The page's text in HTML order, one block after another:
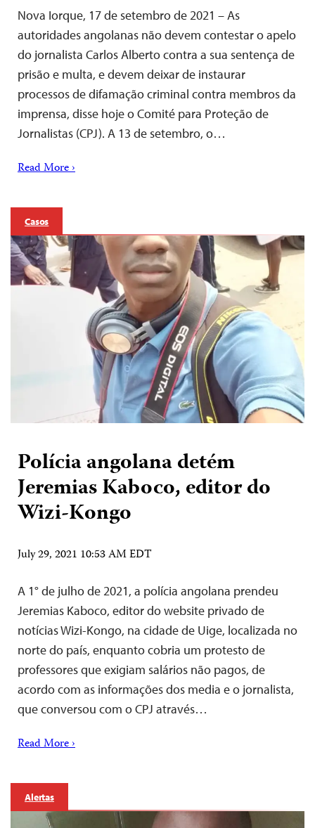
Nova Iorque, 17 de setembro de 2021 – As
autoridades angolanas não devem contestar o apelo
do jornalista Carlos Alberto contra a sua sentença de
prisão e multa, e devem deixar de instaurar
processos de difamação criminal contra membros da
imprensa, disse hoje o Comité para Proteção de
Jornalistas (CPJ). A 13 de setembro, o…
Read More ›
Casos
Polícia angolana detém
Jeremias Kaboco, editor do
Wizi-Kongo
July 29, 2021 10:53 AM EDT
A 1° de julho de 2021, a polícia angolana prendeu
Jeremias Kaboco, editor do website privado de
notícias Wizi-Kongo, na cidade de Uige, localizada no
norte do país, enquanto cobria um protesto de
professores que exigiam salários não pagos, de
acordo com as informações dos media e o jornalista,
que conversou com o CPJ através…
Read More ›
Alertas